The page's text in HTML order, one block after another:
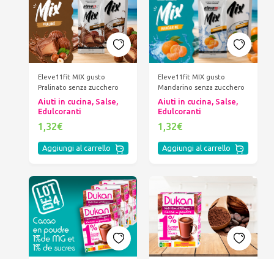
Eleve11fit MIX gusto
Pralinato senza zucchero
Aiuti in cucina, Salse,
Edulcoranti
1,32€
Aggiungi al carrello
Eleve11fit MIX gusto
Mandarino senza zucchero
Aiuti in cucina, Salse,
Edulcoranti
1,32€
Aggiungi al carrello